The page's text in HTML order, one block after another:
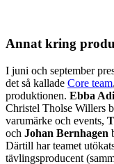
Annat kring
I juni och september
det så kallade Core team
produktionen. Ebba
Christel Tholse Willers
varumärke och events,
och Johan Bernhagen
Därtill har teamet
tävlingsproducent